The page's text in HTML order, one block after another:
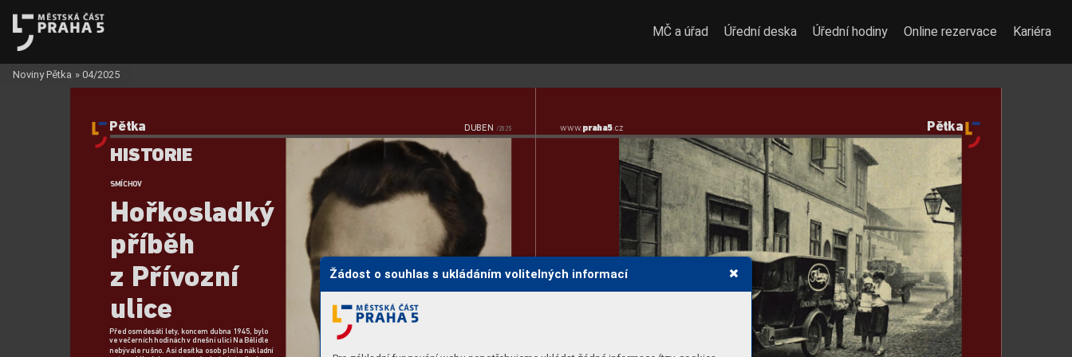
Žádost o souhlas s ukládáním volitelných informací
HISTORIE
Pětka DUBEN /2025
SMÍCHOV
Hořkosladký
příběh
z Přívozní
ulice
Před osmdesáti lety, koncem dubna 1945, bylo
ve večerních hodinách vdnešní ulici Na Bělidle
nebývale rušno. Asi desítka osob plnila nákladní
www.praha5.cz Pětka
MČ a úřad Úřední deska Úřední hodiny Online rezervace Kariéra
Noviny Pětka » 04/2025